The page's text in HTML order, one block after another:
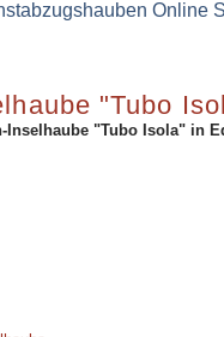
"Tubo
Inselhaube "Tubo Isola" in